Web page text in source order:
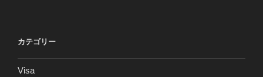
カテゴリー
Visa